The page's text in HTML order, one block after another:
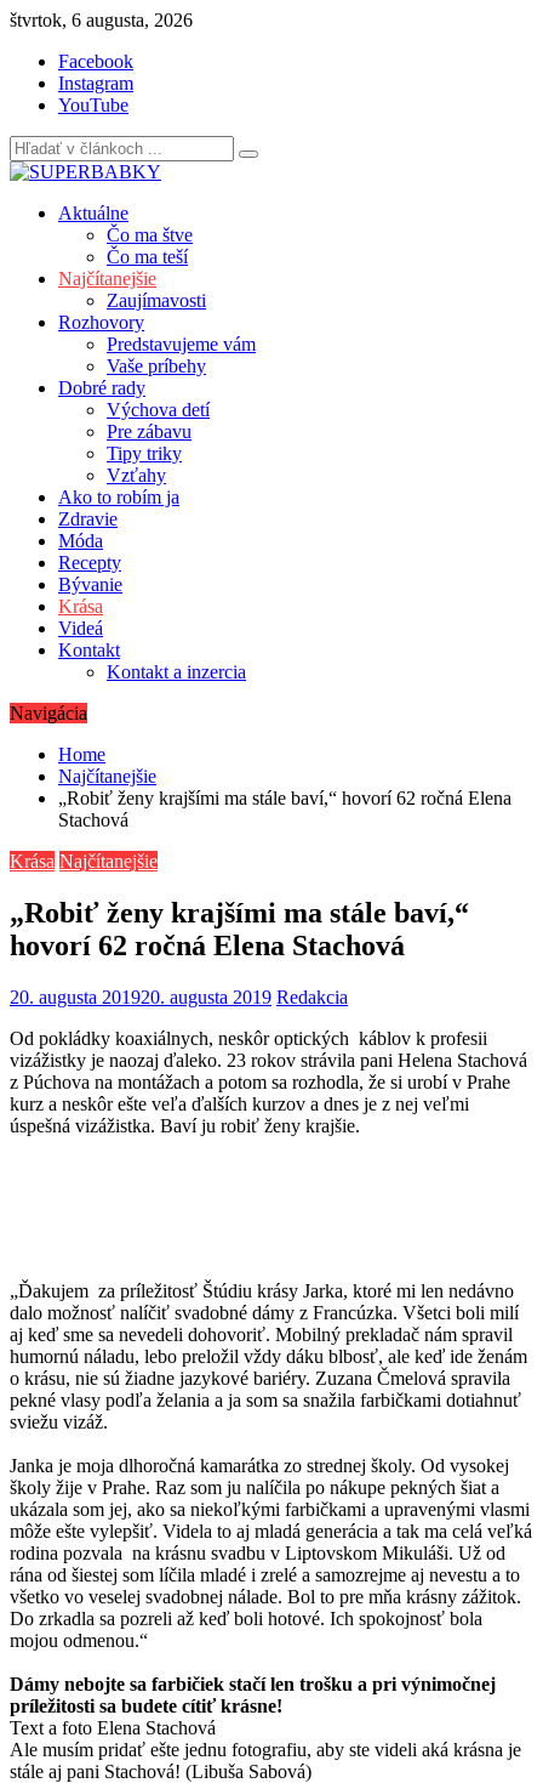
Skip
content
štvrtok, 6 augusta, 2026
Facebook
Instagram
YouTube
Aktuálne
Čo ma štve
Čo ma teší
Najčítanejšie
Zaujímavosti
Rozhovory
Predstavujeme vám
Vaše príbehy
Dobré rady
Výchova detí
Pre zábavu
Tipy triky
Vzťahy
Ako to robím ja
Zdravie
Móda
Recepty
Bývanie
Krása
Videá
Kontakt
Kontakt a inzercia
Navigácia
Home
Najčítanejšie
„Robiť ženy krajšími ma stále baví,“ hovorí 62 ročná Elena
Stachová
Krása Najčítanejšie
„Robiť ženy krajšími ma stále baví,“
hovorí 62 ročná Elena Stachová
20. augusta 201920. augusta 2019 Redakcia
Od pokládky koaxiálnych, neskôr optických káblov k profesii
vizážistky je naozaj ďaleko. 23 rokov strávila pani Helena Stachová
z Púchova na montážach a potom sa rozhodla, že si urobí v Prahe
kurz a neskôr ešte veľa ďalších kurzov a dnes je z nej veľmi
úspešná vizážistka. Baví ju robiť ženy krajšie.
„Ďakujem za príležitosť Štúdiu krásy Jarka, ktoré mi len nedávno
dalo možnosť nalíčiť svadobné dámy z Francúzka. Všetci boli milí
aj keď sme sa nevedeli dohovoriť. Mobilný prekladač nám spravil
humornú náladu, lebo preložil vždy dáku blbosť, ale keď ide ženám
o krásu, nie sú žiadne jazykové bariéry. Zuzana Čmelová spravila
pekné vlasy podľa želania a ja som sa snažila farbičkami dotiahnuť
sviežu vizáž.
Janka je moja dlhoročná kamarátka zo strednej školy. Od vysokej
školy žije v Prahe. Raz som ju nalíčila po nákupe pekných šiat a
ukázala som jej, ako sa niekoľkými farbičkami a upravenými vlasmi
môže ešte vylepšiť. Videla to aj mladá generácia a tak ma celá veľká
rodina pozvala na krásnu svadbu v Liptovskom Mikuláši. Už od
rána od šiestej som líčila mladé i zrelé a samozrejme aj nevestu a to
všetko vo veselej svadobnej nálade. Bol to pre mňa krásny zážitok.
Do zrkadla sa pozreli až keď boli hotové. Ich spokojnosť bola
mojou odmenou.“
Dámy nebojte sa farbičiek stačí len trošku a pri výnimočnej
príležitosti sa budete cítiť krásne!
Text a foto Elena Stachová
Ale musím pridať ešte jednu fotografiu, aby ste videli aká krásna je
stále aj pani Stachová! (Libuša Sabová)